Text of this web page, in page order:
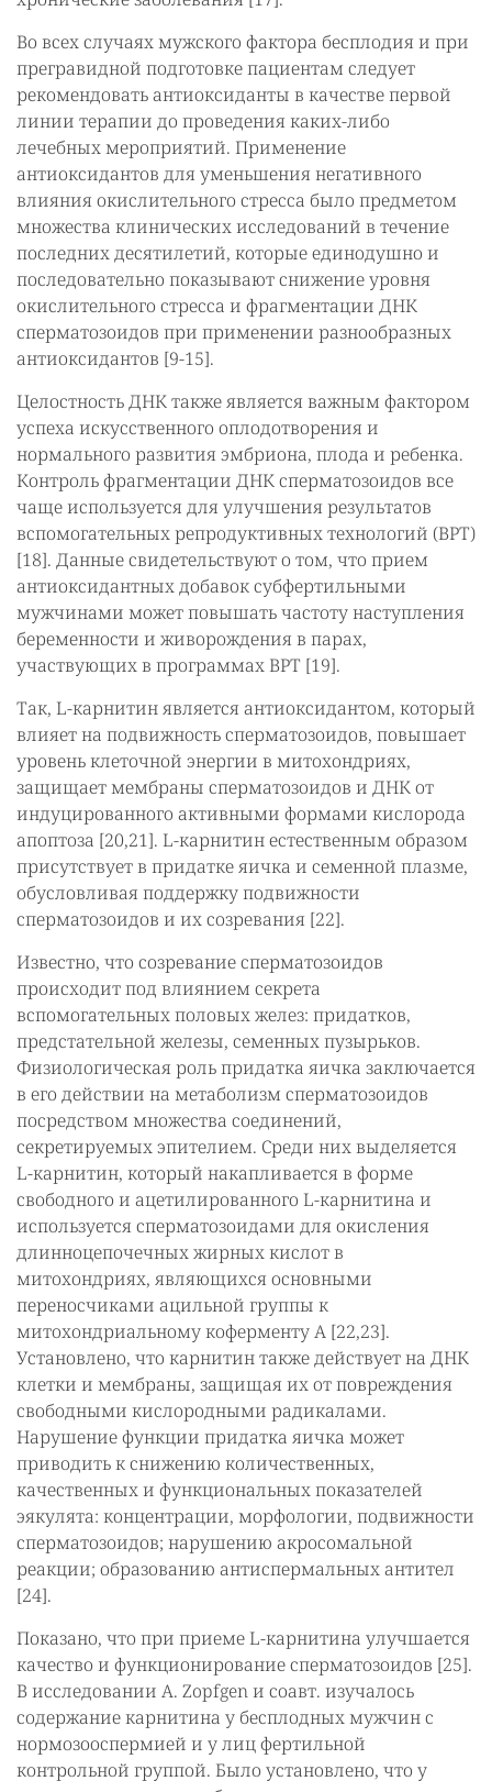
Во всех случаях мужского фактора бесплодия и при
прегравидной подготовке пациентам следует
рекомендовать антиоксиданты в качестве первой
линии терапии до проведения каких-либо
лечебных мероприятий. Применение
антиоксидантов для уменьшения негативного
влияния окислительного стресса было предметом
множества клинических исследований в течение
последних десятилетий, которые единодушно и
последовательно показывают снижение уровня
окислительного стресса и фрагментации ДНК
сперматозоидов при применении разнообразных
антиоксидантов [9-15].
Целостность ДНК также является важным фактором
успеха искусственного оплодотворения и
нормального развития эмбриона, плода и ребенка.
Контроль фрагментации ДНК сперматозоидов все
чаще используется для улучшения результатов
вспомогательных репродуктивных технологий (ВРТ)
[18]. Данные свидетельствуют о том, что прием
антиоксидантных добавок субфертильными
мужчинами может повышать частоту наступления
беременности и живорождения в парах,
участвующих в программах ВРТ [19].
Так, L-карнитин является антиоксидантом, который
влияет на подвижность сперматозоидов, повышает
уровень клеточной энергии в митохондриях,
защищает мембраны сперматозоидов и ДНК от
индуцированного активными формами кислорода
апоптоза [20,21]. L-карнитин естественным образом
присутствует в придатке яичка и семенной плазме,
обусловливая поддержку подвижности
сперматозоидов и их созревания [22].
Известно, что созревание сперматозоидов
происходит под влиянием секрета
вспомогательных половых желез: придатков,
предстательной железы, семенных пузырьков.
Физиологическая роль придатка яичка заключается
в его действии на метаболизм сперматозоидов
посредством множества соединений,
секретируемых эпителием. Среди них выделяется
L-карнитин, который накапливается в форме
свободного и ацетилированного L-карнитина и
используется сперматозоидами для окисления
длинноцепочечных жирных кислот в
митохондриях, являющихся основными
переносчиками ацильной группы к
митохондриальному коферменту А [22,23].
Установлено, что карнитин также действует на ДНК
клетки и мембраны, защищая их от повреждения
свободными кислородными радикалами.
Нарушение функции придатка яичка может
приводить к снижению количественных,
качественных и функциональных показателей
эякулята: концентрации, морфологии, подвижности
сперматозоидов; нарушению акросомальной
реакции; образованию антиспермальных антител
[24].
Показано, что при приеме L-карнитина улучшается
качество и функционирование сперматозоидов [25].
В исследовании A. Zopfgen и соавт. изучалось
содержание карнитина у бесплодных мужчин с
нормозооспермией и у лиц фертильной
контрольной группой. Было установлено, что у